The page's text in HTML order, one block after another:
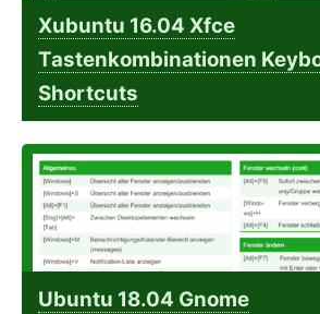
Xubuntu 16.04 Xfce
Tastenkombinationen
Shortcuts
Ubuntu 18.04 Gnome